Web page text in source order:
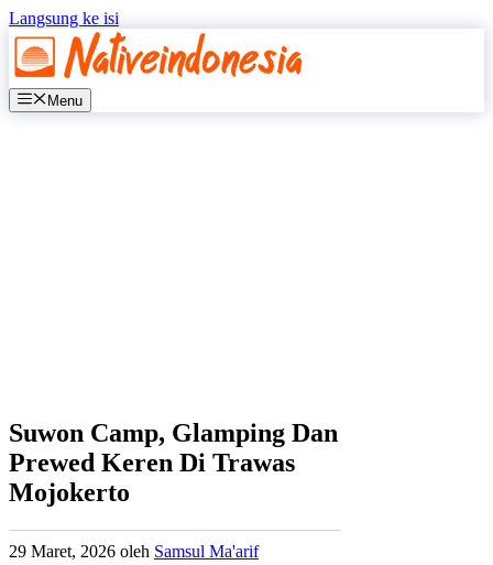
Langsung ke isi
Menu
Suwon Camp, Glamping Dan
Prewed Keren Di Trawas
Mojokerto
29 Maret, 2026 oleh Samsul Ma'arif